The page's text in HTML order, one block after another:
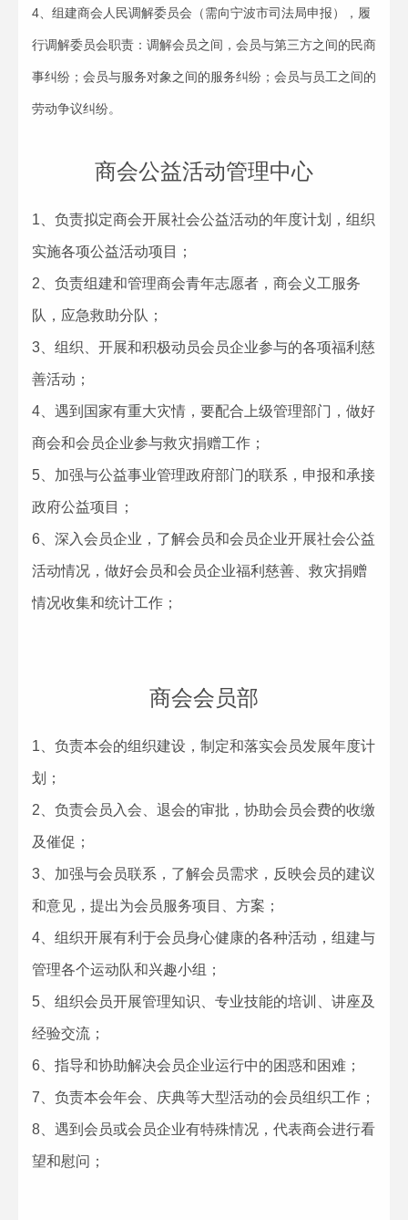
4、组建商会人民调解委员会（需向宁波市司法局申报），履
行调解委员会职责：调解会员之间，会员与第三方之间的民商
事纠纷；会员与服务对象之间的服务纠纷；会员与员工之间的
劳动争议纠纷。
商会公益活动管理中心
1、负责拟定商会开展社会公益活动的年度计划，组织
实施各项公益活动项目；
2、负责组建和管理商会青年志愿者，商会义工服务
队，应急救助分队；
3、组织、开展和积极动员会员企业参与的各项福利慈
善活动；
4、遇到国家有重大灾情，要配合上级管理部门，做好
商会和会员企业参与救灾捐赠工作；
5、加强与公益事业管理政府部门的联系，申报和承接
政府公益项目；
6、深入会员企业，了解会员和会员企业开展社会公益
活动情况，做好会员和会员企业福利慈善、救灾捐赠
情况收集和统计工作；
商会会员部
1、负责本会的组织建设，制定和落实会员发展年度计
划；
2、负责会员入会、退会的审批，协助会员会费的收缴
及催促；
3、加强与会员联系，了解会员需求，反映会员的建议
和意见，提出为会员服务项目、方案；
4、组织开展有利于会员身心健康的各种活动，组建与
管理各个运动队和兴趣小组；
5、组织会员开展管理知识、专业技能的培训、讲座及
经验交流；
6、指导和协助解决会员企业运行中的困惑和困难；
7、负责本会年会、庆典等大型活动的会员组织工作；
8、遇到会员或会员企业有特殊情况，代表商会进行看
望和慰问；